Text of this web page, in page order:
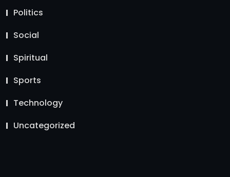
Politics
Social
Spiritual
Sports
Technology
Uncategorized